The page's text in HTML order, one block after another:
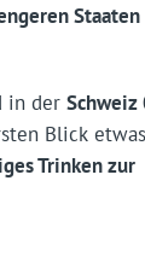
Staaten
in der Schweiz
Blick etwas
Trinken zur